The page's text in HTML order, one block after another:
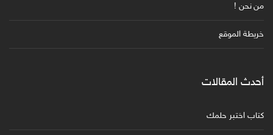
من نحن !
خريطة الموقع
أحدث المقالات
كتاب اختبر حلمك